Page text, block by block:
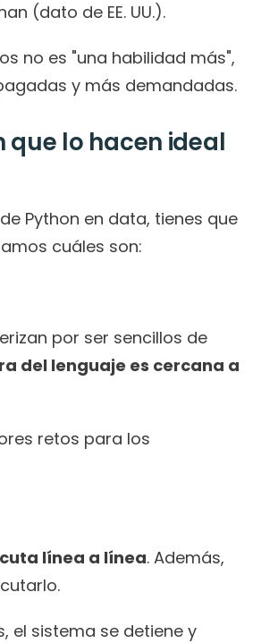
(dato de EE. UU.).
no es "una habilidad más",
y más demandadas.
lo hacen ideal
Python en data, tienes que
cuáles son:
por ser sencillos de
del lenguaje es cercana a
retos para los
línea a línea. Además,
el sistema se detiene y